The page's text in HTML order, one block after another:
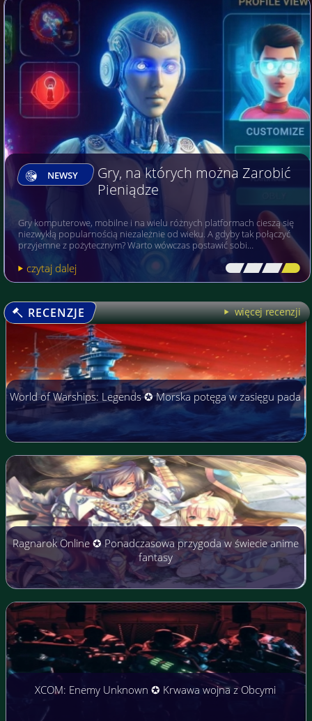
NEWSY
Gry, na których można Zarobić
Pieniądze
Gry komputerowe, mobilne i na wielu różnych platformach cieszą się
niezwykłą popularnością niezależnie od wieku. A gdyby tak połączyć
przyjemne z pożytecznym? Warto wówczas postawić sobi…
czytaj dalej [\ \\ \\ \]
RECENZJE więcej recenzji
World of Warships: Legends ✪ Morska potęga w zasięgu pada
Ragnarok Online ✪ Ponadczasowa przygoda w świecie anime
fantasy
XCOM: Enemy Unknown ✪ Krwawa wojna z Obcymi